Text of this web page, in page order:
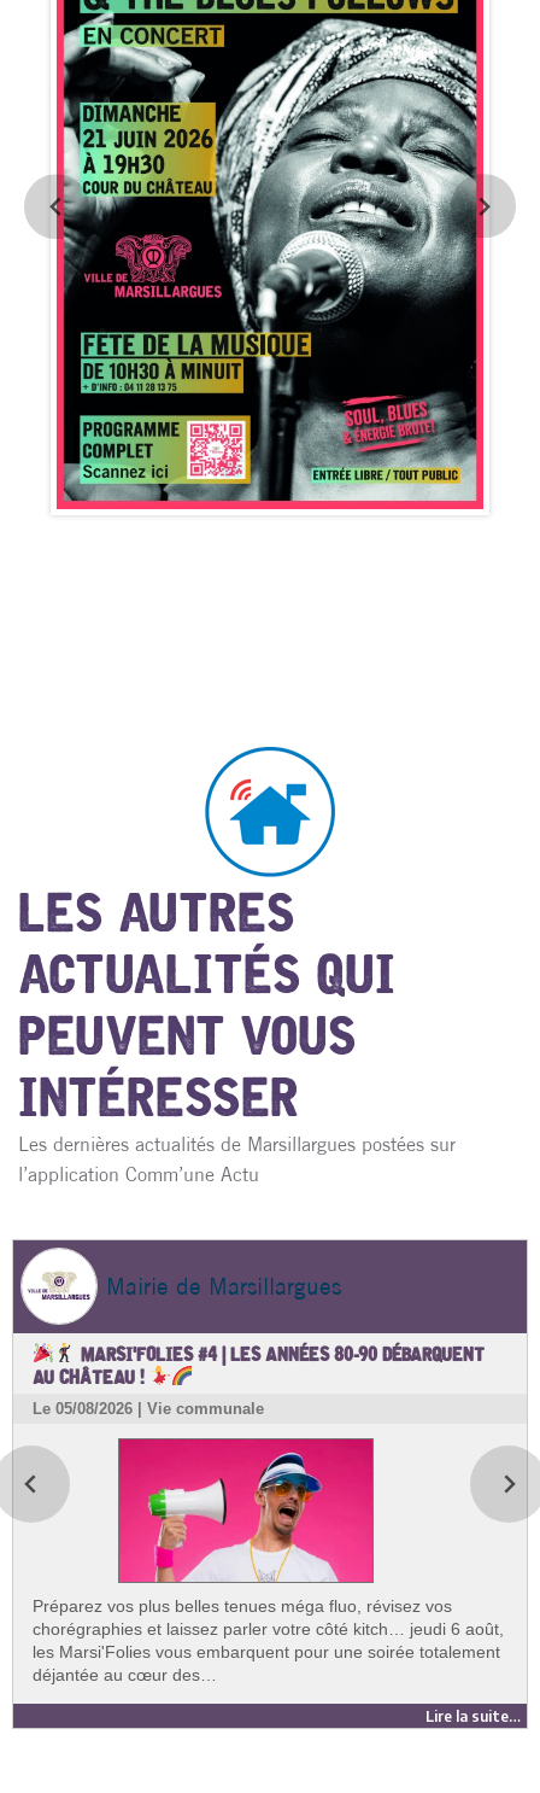
LES AUTRES
ACTUALITÉS QUI
PEUVENT VOUS
INTÉRESSER
Les dernières actualités de Marsillargues postées sur
l’application Comm’une Actu
Mairie de Marsillargues
MARSI'FOLIES #4 | LES ANNÉES 80-90 DÉBARQUENT
AU CHÂTEAU !
Le 05/08/2026 | Vie communale
Préparez vos plus belles tenues méga fluo, révisez vos
chorégraphies et laissez parler votre côté kitch… jeudi 6 août,
les Marsi'Folies vous embarquent pour une soirée totalement
déjantée au cœur des…
Lire la suite…